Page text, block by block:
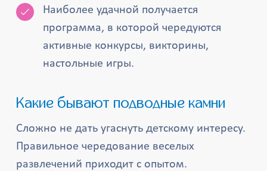
Наиболее удачной получается
программа, в которой чередуются
активные конкурсы, викторины,
настольные игры.
Какие бывают подводные камни
Сложно не дать угаснуть детскому интересу.
Правильное чередование веселых
развлечений приходит с опытом.